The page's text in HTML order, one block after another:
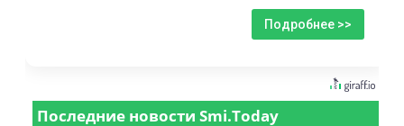
Подробнее >>